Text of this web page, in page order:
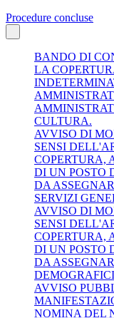
Procedure concluse
BANDO DI
LA
CULTURA.
AVVISO DI
SENSI
COPERTURA,
DI UN POSTO
DA
SERVIZI
AVVISO DI
SENSI
COPERTURA,
DI UN POSTO
DA
AVVISO
NOMINA DEL